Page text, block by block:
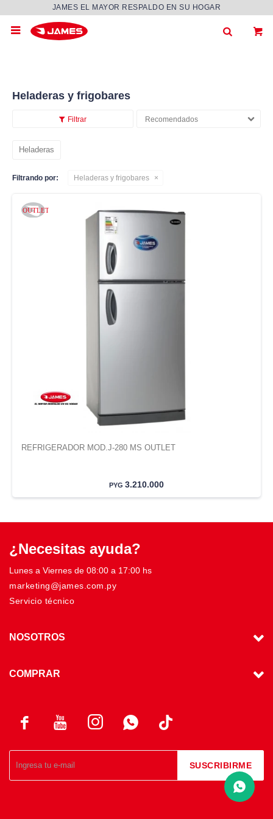
JAMES EL MAYOR RESPALDO EN SU HOGAR

Heladeras y frigobares
Recomendados
Heladeras
Filtrando por: Heladeras y frigobares
REFRIGERADOR MOD.J-280 MS OUTLET
PYG 3.210.000
   
SUSCRIBIRME
¿Necesitas ayuda?
Lunes a Viernes de 08:00 a 17:00 hs
marketing@james.com.py
Servicio técnico
NOSOTROS
COMPRAR